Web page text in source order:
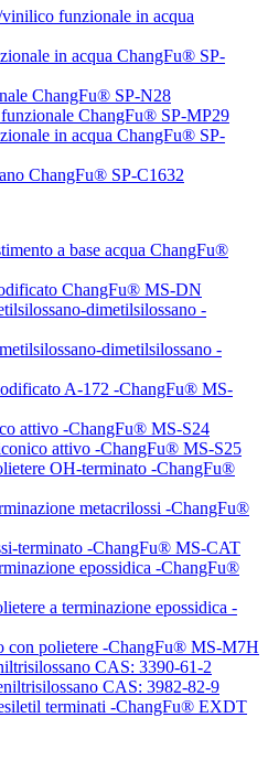
funzionale in acqua
in acqua ChangFu® SP-
ChangFu® SP-N28
ChangFu® SP-MP29
in acqua ChangFu® SP-
ChangFu® SP-C1632
a base acqua ChangFu®
ChangFu® MS-DN
dimetilsilossano -
dimetilsilossano -
A-172 -ChangFu® MS-
attivo -ChangFu® MS-S24
attivo -ChangFu® MS-S25
OH-terminato -ChangFu®
metacrilossi -ChangFu®
terminato -ChangFu® MS-CAT
epossidica -ChangFu®
a terminazione epossidica -
con polietere -ChangFu® MS-M7H
CAS: 3390-61-2
CAS: 3982-82-9
terminati -ChangFu® EXDT